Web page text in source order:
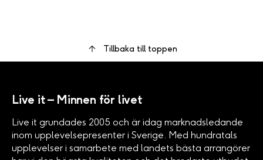
Tillbaka till toppen
Live it – Minnen för livet
Live it grundades 2005 och är idag marknadsledande
inom upplevelsepresenter i Sverige. Med hundratals
upplevelser i samarbete med landets bästa arrangörer